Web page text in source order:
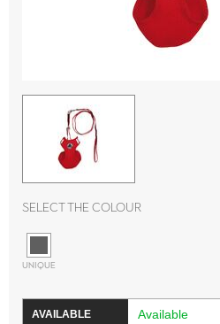
Select the colour
UNIQUE
Available